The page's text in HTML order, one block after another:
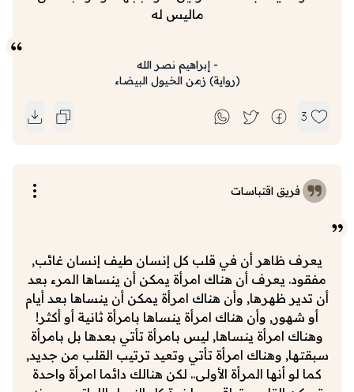
ماليس له
-إبراهيم نصر الله
(رواية) زمن الخيول البيضاء
3
فريق اقتباسات
يعرف ظاهر أن في قلب كل إنسان طيف إنسان غائب,
مفقود. يعرف أن هناك امرأة يمكن أن ينساها المرء بعد
أن تدير ظهرها, وأن هناك امرأة يمكن أن ينساها بعد أيام
أو شهور, وأن هناك امرأة ينساها بامرأة ثانية أو أكثر!
وهناك امرأة ينساها, ليس بامرأة تأتي بعدها بل بامرأة
سبقتها, وهناك امرأة تأتي وتعيد ترتيب القلب من جديد,
كما لو أنها المرأة الأولى.. لكن هنالك دائما امرأة واحدة